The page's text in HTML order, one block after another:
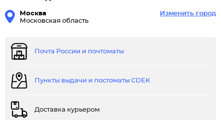
Москва
Московская область
Изменить город
Почта России и почтоматы
Пункты выдачи и постоматы CDEK
Доставка курьером